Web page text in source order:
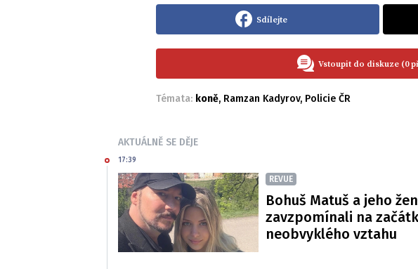
Sdílejte
Vstoupit do diskuze (0
Témata: koně, Ramzan Kadyrov, Policie ČR
AKTUÁLNĚ SE DĚJE
17:39
REVUE
Bohuš Matuš a jeho
zavzpomínali na
neobvyklého vztahu